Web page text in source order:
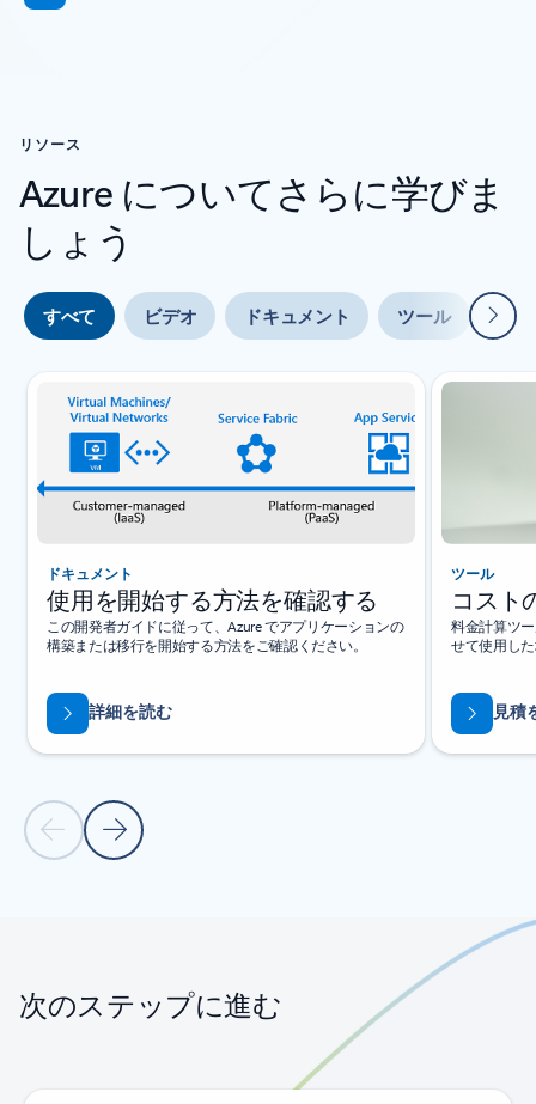
リソース
Azure についてさらに学びま
しょう
すべて ビデオ ドキュメント ツール エ
次
スライド {0} {1} インジケーター
前のスライド次のスライド
ドキュメント
使用を開始する方法を確認する
この開発者ガイドに従って、Azure でアプリケーションの
構築または移行を開始する方法をご確認ください。
詳細を読む
ツール
コスト
料金計算ツ
せて使用し
見積
次のステップに進む